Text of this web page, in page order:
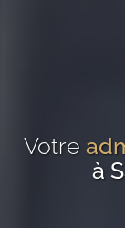
Votre
à